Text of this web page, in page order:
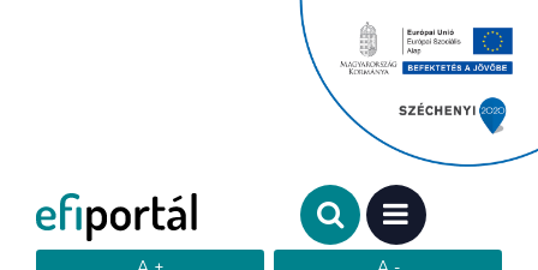
Keresendő szó:
MENÜ